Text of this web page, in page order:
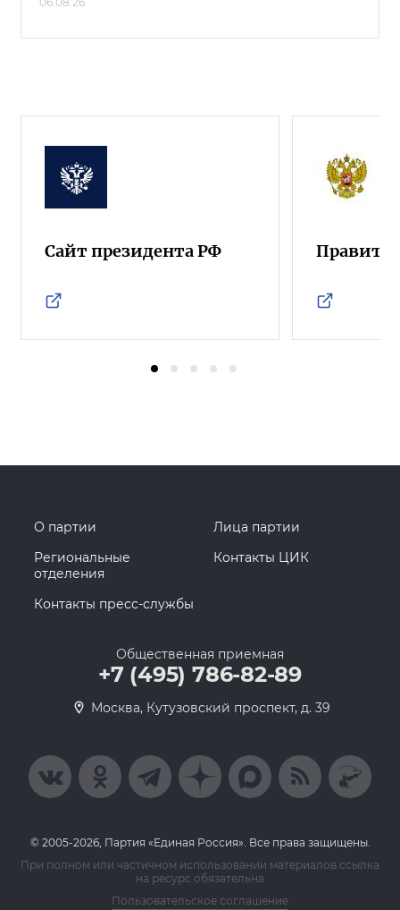
Сайт президента РФ
О партии
Лица партии
Региональные
отделения
Контакты ЦИК
Контакты пресс-службы
Общественная приемная
+7 (495) 786-82-89
Москва, Кутузовский проспект, д. 39
© 2005-2026, Партия «Единая Россия». Все права защищены.
При полном или частичном использовании материалов ссылка
на ресурс обязательна
Пользовательское соглашение